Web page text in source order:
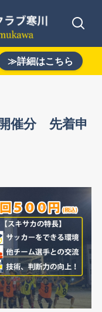
≫詳細はこちら
開催分 先着申